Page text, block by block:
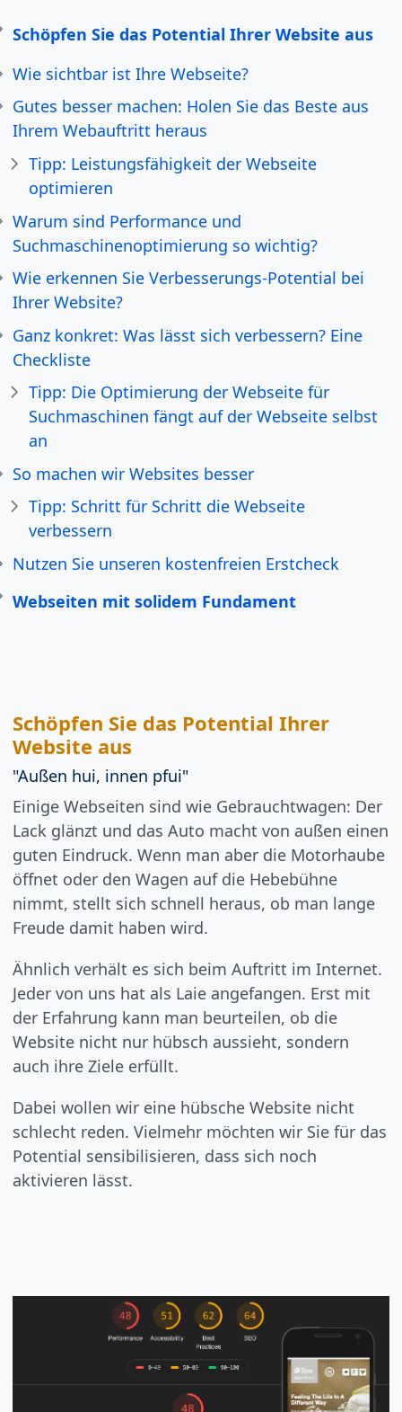
Schöpfen Sie das Potential Ihrer Website aus
Wie sichtbar ist Ihre Webseite?
Gutes besser machen: Holen Sie das Beste aus
Ihrem Webauftritt heraus
Tipp: Leistungsfähigkeit der Webseite
optimieren
Warum sind Performance und
Suchmaschinenoptimierung so wichtig?
Wie erkennen Sie Verbesserungs-Potential bei
Ihrer Website?
Ganz konkret: Was lässt sich verbessern? Eine
Checkliste
Tipp: Die Optimierung der Webseite für
Suchmaschinen fängt auf der Webseite selbst
an
So machen wir Websites besser
Tipp: Schritt für Schritt die Webseite
verbessern
Nutzen Sie unseren kostenfreien Erstcheck
Webseiten mit solidem Fundament
Schöpfen Sie das Potential Ihrer
Website aus
"Außen hui, innen pfui"
Einige Webseiten sind wie Gebrauchtwagen: Der
Lack glänzt und das Auto macht von außen einen
guten Eindruck. Wenn man aber die Motorhaube
öffnet oder den Wagen auf die Hebebühne
nimmt, stellt sich schnell heraus, ob man lange
Freude damit haben wird.
Ähnlich verhält es sich beim Auftritt im Internet.
Jeder von uns hat als Laie angefangen. Erst mit
der Erfahrung kann man beurteilen, ob die
Website nicht nur hübsch aussieht, sondern
auch ihre Ziele erfüllt.
Dabei wollen wir eine hübsche Website nicht
schlecht reden. Vielmehr möchten wir Sie für das
Potential sensibilisieren, dass sich noch
aktivieren lässt.